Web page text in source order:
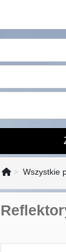
Wszystkie